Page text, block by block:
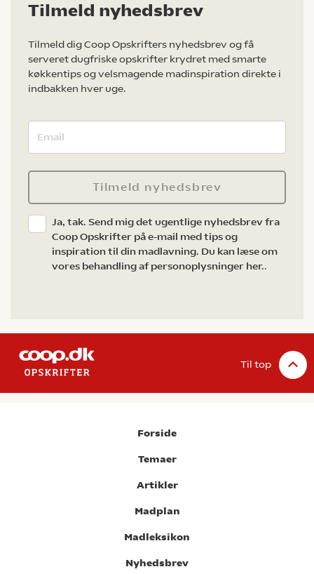
Tilmeld nyhedsbrev
Tilmeld dig Coop Opskrifters nyhedsbrev og få
serveret dugfriske opskrifter krydret med smarte
køkkentips og velsmagende madinspiration direkte i
indbakken hver uge.
Tilmeld nyhedsbrev
Ja, tak. Send mig det ugentlige nyhedsbrev fra
Coop Opskrifter på e-mail med tips og
inspiration til din madlavning. Du kan læse om
vores behandling af personoplysninger her..
Til top
Forside
Temaer
Artikler
Madplan
Madleksikon
Nyhedsbrev